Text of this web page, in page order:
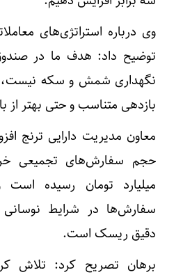
وی درباره استراتژی‌های
توضیح داد: هدف ما در
نگهداری شمش و سکه نیست،
بازدهی متناسب و حتی بهتر از
معاون مدیریت دارایی ترنج
میلیارد تومان رسیده
سفارش‌ها در شرایط نوسانی
دقیق ریسک است.
برهان تصریح کرد: تلاش